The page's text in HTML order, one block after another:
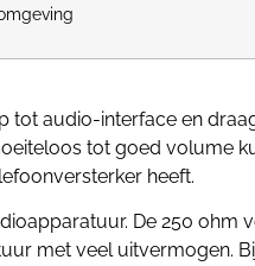
tot audio-interface en
tot goed volume
heeft.
De 250 ohm
met veel uitvermogen.